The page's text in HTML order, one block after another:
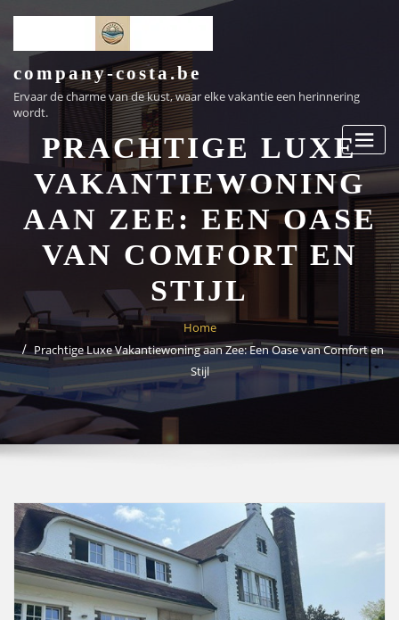
inhoud
company-costa.be
Ervaar de charme van de kust, waar elke vakantie een herinnering
wordt.
PRACHTIGE LUXE
VAKANTIEWONING
AAN ZEE: EEN OASE
VAN COMFORT EN
STIJL
Home
Prachtige Luxe Vakantiewoning aan Zee: Een Oase van Comfort en
Stijl